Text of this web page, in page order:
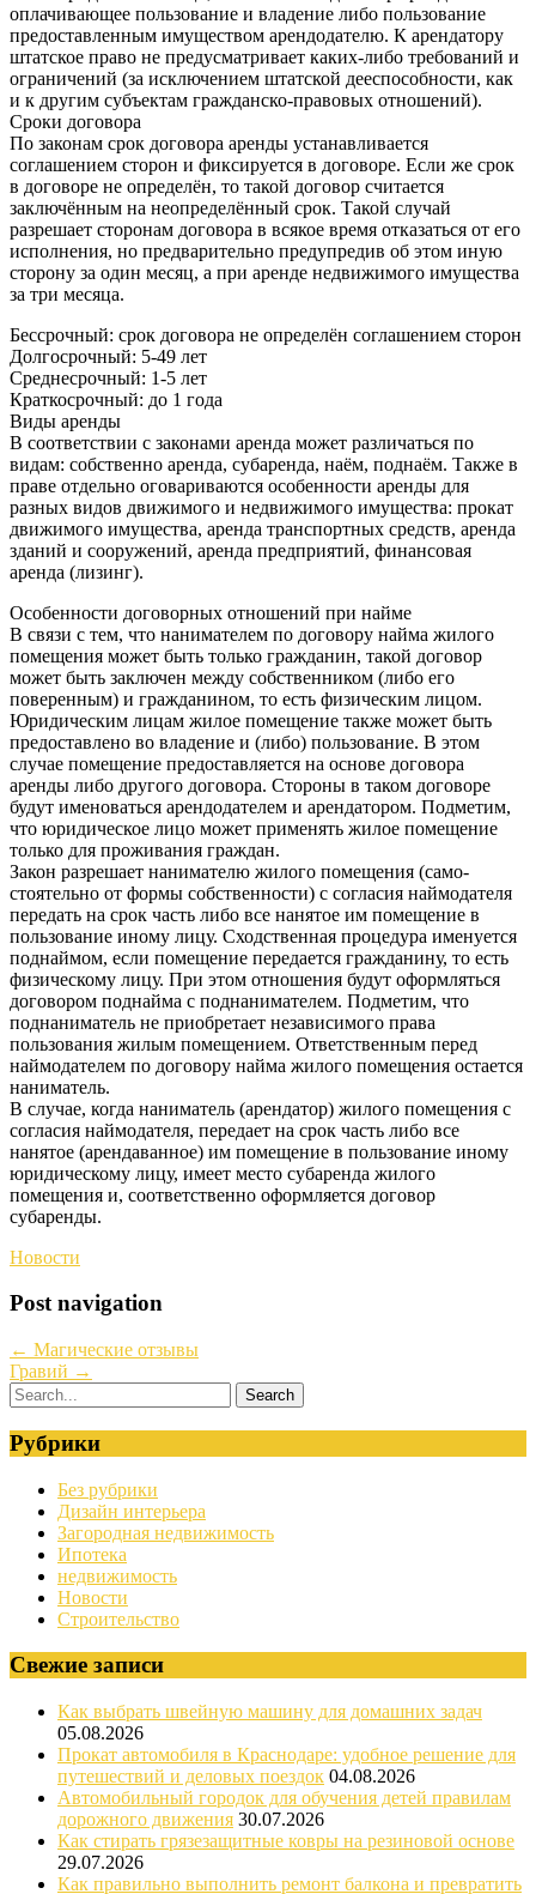
оплачивающее пользование и владение либо пользование
предоставленным имуществом арендодателю. К арендатору
штатское право не предусматривает каких-либо требований и
ограничений (за исключением штатской дееспособности, как
и к другим субъектам гражданско-правовых отношений).
Сроки договора
По законам срок договора аренды устанавливается
соглашением сторон и фиксируется в договоре. Если же срок
в договоре не определён, то такой договор считается
заключённым на неопределённый срок. Такой случай
разрешает сторонам договора в всякое время отказаться от его
исполнения, но предварительно предупредив об этом иную
сторону за один месяц, а при аренде недвижимого имущества
за три месяца.
Бессрочный: срок договора не определён соглашением сторон
Долгосрочный: 5-49 лет
Среднесрочный: 1-5 лет
Краткосрочный: до 1 года
Виды аренды
В соответствии с законами аренда может различаться по
видам: собственно аренда, субаренда, наём, поднаём. Также в
праве отдельно оговариваются особенности аренды для
разных видов движимого и недвижимого имущества: прокат
движимого имущества, аренда транспортных средств, аренда
зданий и сооружений, аренда предприятий, финансовая
аренда (лизинг).
Особенности договорных отношений при найме
В связи с тем, что нанимателем по договору найма жилого
помещения может быть только гражданин, такой договор
может быть заключен между собственником (либо его
поверенным) и гражданином, то есть физическим лицом.
Юридическим лицам жилое помещение также может быть
предоставлено во владение и (либо) пользование. В этом
случае помещение предоставляется на основе договора
аренды либо другого договора. Стороны в таком договоре
будут именоваться арендодателем и арендатором. Подметим,
что юридическое лицо может применять жилое помещение
только для проживания граждан.
Закон разрешает нанимателю жилого помещения (само­
стоятельно от формы собственности) с согласия наймодателя
передать на срок часть либо все нанятое им помещение в
пользование иному лицу. Сходственная процедура именуется
поднаймом, если помещение передается гражданину, то есть
физическому лицу. При этом отношения будут оформляться
договором поднайма с поднанимателем. Подметим, что
поднаниматель не приобретает независимого права
пользования жилым помещением. Ответственным перед
наймодателем по договору найма жилого помещения остается
наниматель.
В случае, когда наниматель (арендатор) жилого помещения с
согласия наймодателя, передает на срок часть либо все
нанятое (арендаванное) им помещение в пользование иному
юридическому лицу, имеет место субаренда жилого
помещения и, соответственно оформляется договор
субаренды.
Новости
Post navigation
← Магические отзывы
Гравий →
Рубрики
Без рубрики
Дизайн интерьера
Загородная недвижимость
Ипотека
недвижимость
Новости
Строительство
Свежие записи
Как выбрать швейную машину для домашних задач
05.08.2026
Прокат автомобиля в Краснодаре: удобное решение для
путешествий и деловых поездок 04.08.2026
Автомобильный городок для обучения детей правилам
дорожного движения 30.07.2026
Как стирать грязезащитные ковры на резиновой основе
29.07.2026
Как правильно выполнить ремонт балкона и превратить